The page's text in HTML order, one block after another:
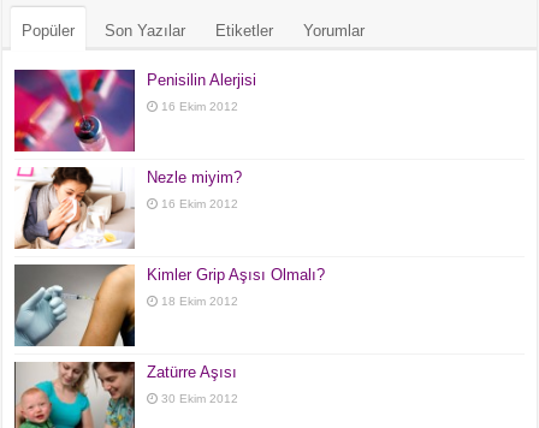
Popüler Son Yazılar Etiketler Yorumlar
Penisilin Alerjisi
16 Ekim 2012
Nezle miyim?
16 Ekim 2012
Kimler Grip Aşısı Olmalı?
18 Ekim 2012
Zatürre Aşısı
30 Ekim 2012